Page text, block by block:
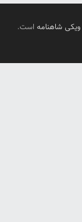
ویکی شاهنامه است.